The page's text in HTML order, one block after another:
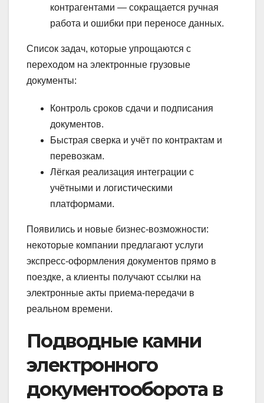
контрагентами — сокращается ручная
работа и ошибки при переносе данных.
Список задач, которые упрощаются с
переходом на электронные грузовые
документы:
Контроль сроков сдачи и подписания
документов.
Быстрая сверка и учёт по контрактам и
перевозкам.
Лёгкая реализация интеграции с
учётными и логистическими
платформами.
Появились и новые бизнес-возможности:
некоторые компании предлагают услуги
экспресс‑оформления документов прямо в
поездке, а клиенты получают ссылки на
электронные акты приема-передачи в
реальном времени.
Подводные камни
электронного
документооборота в